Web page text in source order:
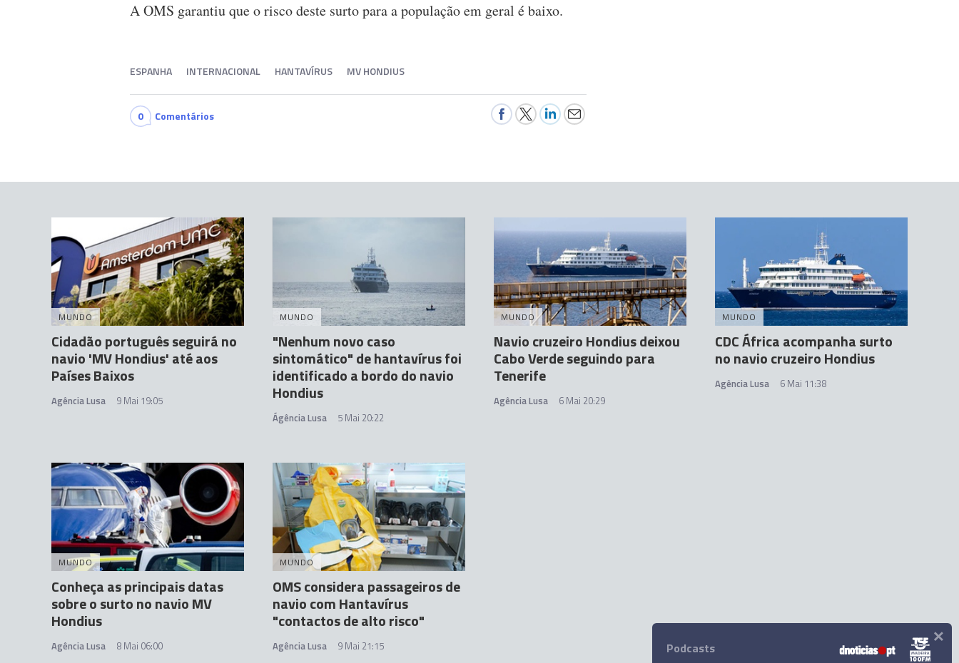
A OMS garantiu que o risco deste surto para a população em geral é baixo.
ESPANHA INTERNACIONAL HANTAVÍRUS MV HONDIUS
0 Comentários
MUNDO
Cidadão português seguirá no
navio 'MV Hondius' até aos
Países Baixos
Agência Lusa 9 Mai 19:05
MUNDO
"Nenhum novo caso
sintomático" de hantavírus foi
identificado a bordo do navio
Hondius
Ágência Lusa 5 Mai 20:22
MUNDO
Navio cruzeiro Hondius deixou
Cabo Verde seguindo para
Tenerife
Agência Lusa 6 Mai 20:29
MUNDO
CDC África acompanha surto
no navio cruzeiro Hondius
Agência Lusa 6 Mai 11:38
MUNDO
Conheça as principais datas
sobre o surto no navio MV
Hondius
Agência Lusa 8 Mai 06:00
MUNDO
OMS considera passageiros de
navio com Hantavírus
"contactos de alto risco"
Agência Lusa 9 Mai 21:15 Podcasts ×